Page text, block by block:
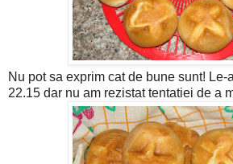
Nu pot sa exprim cat de bune sunt! Le-
22.15 dar nu am rezistat tentatiei de a